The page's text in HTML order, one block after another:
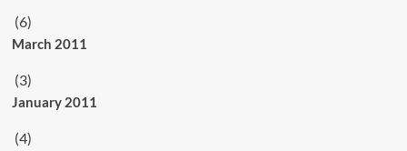
(6)
March 2011
(3)
January 2011
(4)